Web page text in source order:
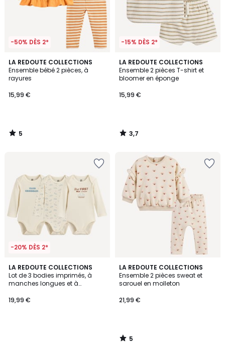
-50% DÈS 2*
LA REDOUTE COLLECTIONS
Ensemble bébé 2 pièces, à
rayures
15,99 €
5
/
5
5
/
-15% DÈS 2*
LA REDOUTE COLLECTIONS
Ensemble 2 pièces T-shirt et
bloomer en éponge
15,99 €
3,7
/ 5
3,7
/
-20% DÈS 2*
LA REDOUTE COLLECTIONS
Lot de 3 bodies imprimés, à
manches longues et à
19,99 €
LA REDOUTE COLLECTIONS
Ensemble 2 pièces sweat et
sarouel en molleton
21,99 €
5
/
5
5
/